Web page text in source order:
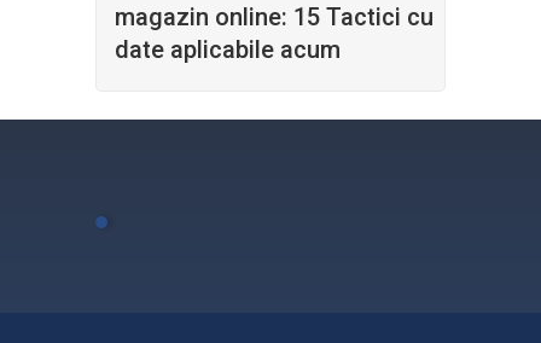
magazin online: 15 Tactici cu
date aplicabile acum